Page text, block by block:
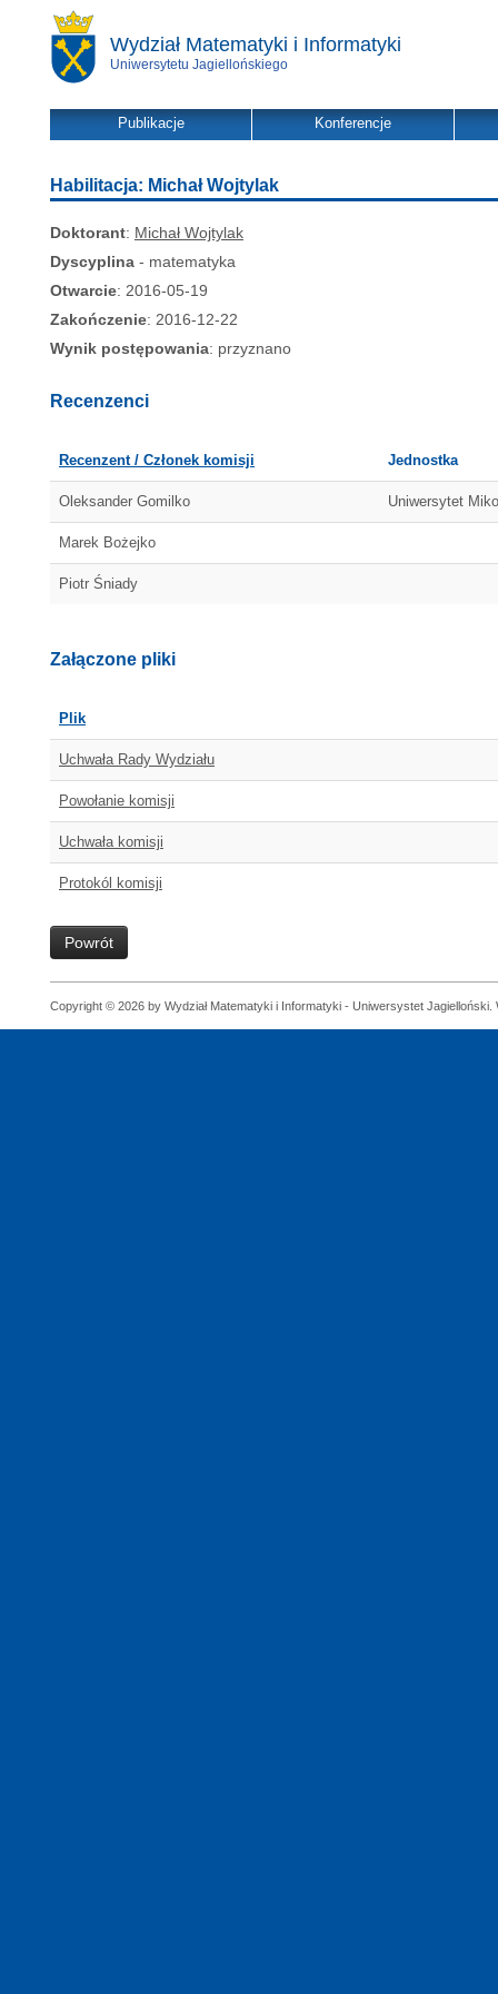
Wydział Matematyki i Informatyki
Uniwersytetu Jagiellońskiego
Publikacje Konferencje
Habilitacja: Michał Wojtylak
Doktorant: Michał Wojtylak
Dyscyplina - matematyka
Otwarcie: 2016-05-19
Zakończenie: 2016-12-22
Wynik postępowania: przyznano
Recenzenci
Recenzent / Członek komisji Jednostka
Oleksander Gomilko Uniwersytet
Marek Bożejko
Piotr Śniady
Załączone pliki
Plik
Uchwała Rady Wydziału
Powołanie komisji
Uchwała komisji
Protokól komisji
Powrót
Copyright © 2026 by Wydział Matematyki i Informatyki - Uniwersystet